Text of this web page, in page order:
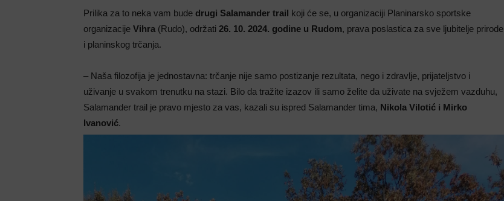
Prilika za to neka vam bude drugi Salamander trail koji će se, u organizaciji Planinarsko sportske
organizacije Vihra (Rudo), održati 26. 10. 2024. godine u Rudom, prava poslastica za sve ljubitelje prirode
i planinskog trčanja.
– Naša filozofija je jednostavna: trčanje nije samo postizanje rezultata, nego i zdravlje, prijateljstvo i
uživanje u svakom trenutku na stazi. Bilo da tražite izazov ili samo želite da uživate na svježem vazduhu,
Salamander trail je pravo mjesto za vas, kazali su ispred Salamander tima, Nikola Vilotić i Mirko
Ivanović.